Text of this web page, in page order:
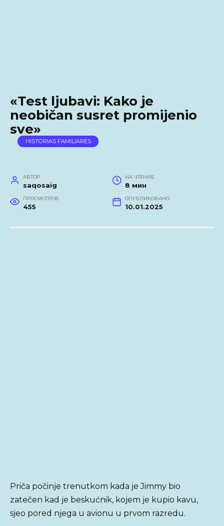
«Test ljubavi: Kako je
neobičan susret promijenio
sve»
HISTORIAS FAMILIARES
АВТОР
saqosaig
НА ЧТЕНИЕ
8 мин
ПРОСМОТРОВ
455
ОПУБЛИКОВАНО
10.01.2025
Priča počinje trenutkom kada je Jimmy bio
zatečen kad je beskućnik, kojem je kupio kavu,
sjeo pored njega u avionu u prvom razredu.